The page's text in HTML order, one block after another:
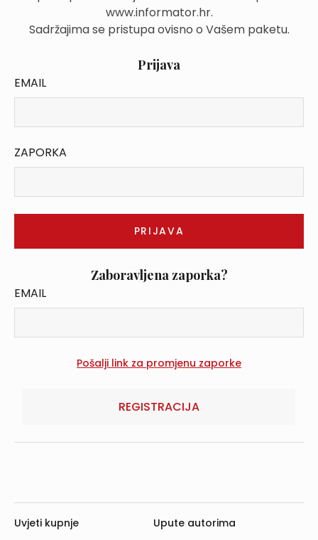
www.informator.hr.
Sadržajima se pristupa ovisno o Vašem paketu.
Prijava
EMAIL
ZAPORKA
Zaboravljena zaporka?
EMAIL
REGISTRACIJA
Uvjeti kupnje Upute autorima